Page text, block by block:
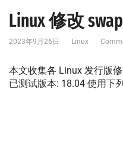
Linux 修改
2023年9月26日 Linux
本文收集各 Linux 发行版
已测试版本: 18.04 使用下